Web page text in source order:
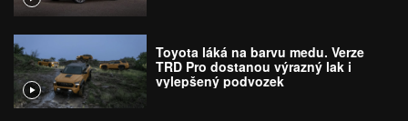
Toyota láká na barvu medu. Verze
TRD Pro dostanou výrazný lak i
vylepšený podvozek